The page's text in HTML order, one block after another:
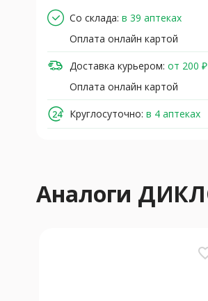
Со склада: в 39 аптеках
Оплата онлайн картой
Доставка курьером: от 200 ₽
Оплата онлайн картой
Круглосуточно: в 4 аптеках
Аналоги